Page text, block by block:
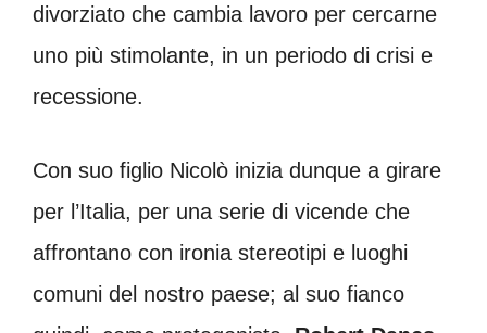
divorziato che cambia lavoro per cercarne
uno più stimolante, in un periodo di crisi e
recessione.
Con suo figlio Nicolò inizia dunque a girare
per l’Italia, per una serie di vicende che
affrontano con ironia stereotipi e luoghi
comuni del nostro paese; al suo fianco